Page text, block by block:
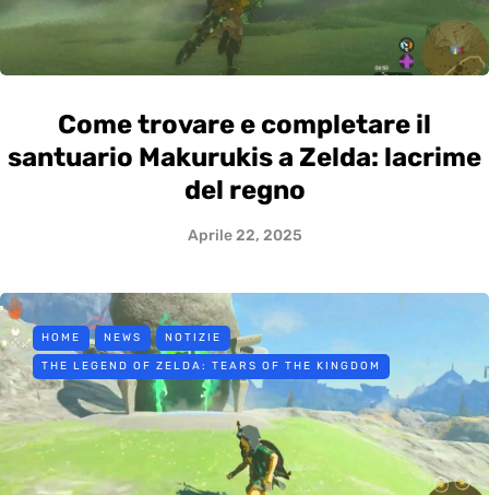
Come trovare e completare il
santuario Makurukis a Zelda: lacrime
del regno
Aprile 22, 2025
HOME NEWS NOTIZIE
THE LEGEND OF ZELDA: TEARS OF THE KINGDOM